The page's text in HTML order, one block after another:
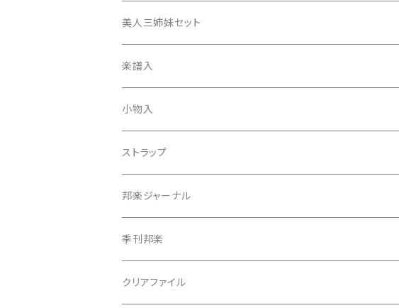
ひざゴム・胴ゴム・おひざもと
天神袋
天神巾着
指すり
つぼシール
撥皮・撥皮のり
胴板
美人三姉妹セット
楽譜入
小物入
ストラップ
邦楽ジャーナル
季刊邦楽
クリアファイル